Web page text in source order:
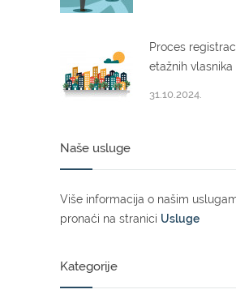
Proces
etažnih vlasnika
31.10.2024.
Naše usluge
Više informacija o našim
pronaći na stranici Usluge
Kategorije